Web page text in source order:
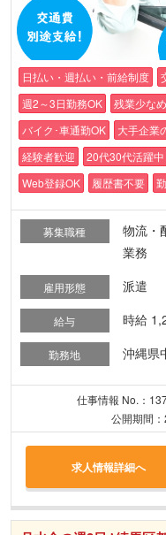
日払い・週払い・前給制度
週2～3日勤務OK
残業少なめ
バイク･車通勤OK
大手企業
経験者歓迎
20代30代活躍中
Web登録OK
履歴書不要
募集職種
物流・
業務
雇用形態 派遣
給与 時給
勤務地 沖縄県
仕事情報 No.：
公開期間
求人情報詳細へ